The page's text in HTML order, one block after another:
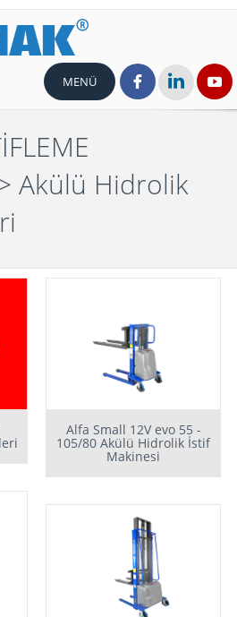
MENÜ
Akülü Hidrolik
Alfa Small 12V evo 55 -
105/80 Akülü Hidrolik İstif
Makinesi